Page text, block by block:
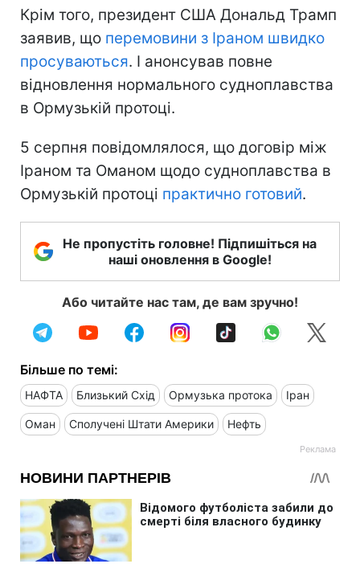
Крім того, президент США Дональд Трамп
заявив, що перемовини з Іраном швидко
просуваються. І анонсував повне
відновлення нормального судноплавства
в Ормузькій протоці.
5 серпня повідомлялося, що договір між
Іраном та Оманом щодо судноплавства в
Ормузькій протоці практично готовий.
Не пропустіть головне! Підпишіться на
наші оновлення в Google!
Або читайте нас там, де вам зручно!
Більше по темі:
НАФТА Близький Схід Ормузька протока Іран
Оман Сполучені Штати Америки Нефть